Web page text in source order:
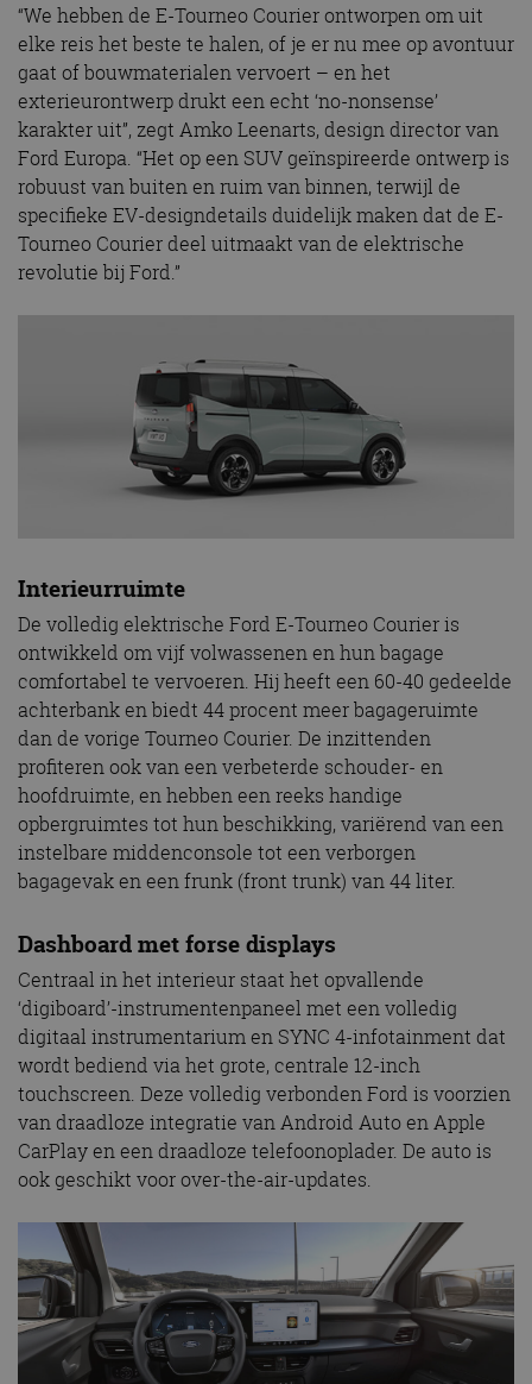
“We hebben de E-Tourneo Courier ontworpen om uit
elke reis het beste te halen, of je er nu mee op avontuur
gaat of bouwmaterialen vervoert – en het
exterieurontwerp drukt een echt ‘no-nonsense’
karakter uit”, zegt Amko Leenarts, design director van
Ford Europa. “Het op een SUV geïnspireerde ontwerp is
robuust van buiten en ruim van binnen, terwijl de
specifieke EV-designdetails duidelijk maken dat de E-
Tourneo Courier deel uitmaakt van de elektrische
revolutie bij Ford.”
Interieurruimte
De volledig elektrische Ford E-Tourneo Courier is
ontwikkeld om vijf volwassenen en hun bagage
comfortabel te vervoeren. Hij heeft een 60-40 gedeelde
achterbank en biedt 44 procent meer bagageruimte
dan de vorige Tourneo Courier. De inzittenden
profiteren ook van een verbeterde schouder- en
hoofdruimte, en hebben een reeks handige
opbergruimtes tot hun beschikking, variërend van een
instelbare middenconsole tot een verborgen
bagagevak en een frunk (front trunk) van 44 liter.
Dashboard met forse displays
Centraal in het interieur staat het opvallende
‘digiboard’-instrumentenpaneel met een volledig
digitaal instrumentarium en SYNC 4-infotainment dat
wordt bediend via het grote, centrale 12-inch
touchscreen. Deze volledig verbonden Ford is voorzien
van draadloze integratie van Android Auto en Apple
CarPlay en een draadloze telefoonoplader. De auto is
ook geschikt voor over-the-air-updates.